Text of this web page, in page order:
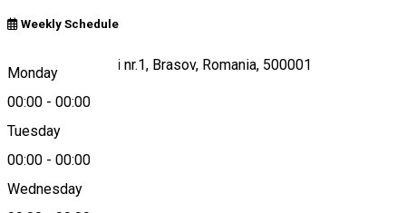
Weekly Schedule
Monday
00:00 - 00:00
Tuesday
00:00 - 00:00
Wednesday
str. Poiana Ursului nr.1, Brasov, Romania, 500001
Map